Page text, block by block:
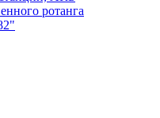
ротанга